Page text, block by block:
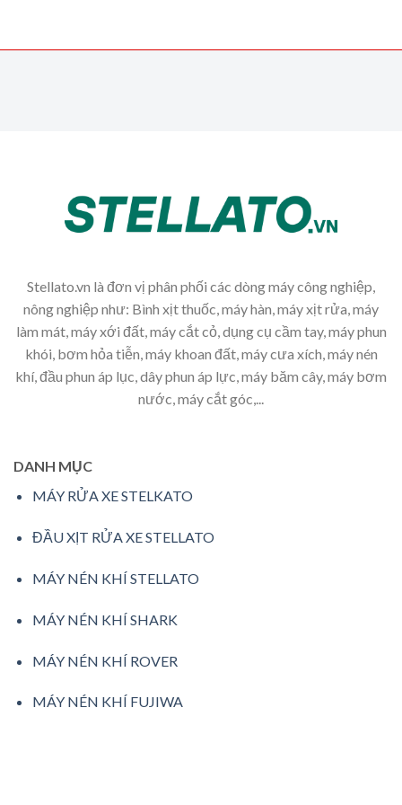
Stellato.vn là đơn vị phân phối các dòng máy công nghiệp,
nông nghiệp như: Bình xịt thuốc, máy hàn, máy xịt rửa, máy
làm mát, máy xới đất, máy cắt cỏ, dụng cụ cầm tay, máy phun
khói, bơm hỏa tiễn, máy khoan đất, máy cưa xích, máy nén
khí, đầu phun áp lục, dây phun áp lực, máy băm cây, máy bơm
nước, máy cắt góc,...
DANH MỤC
MÁY RỬA XE STELKATO
ĐẦU XỊT RỬA XE STELLATO
MÁY NÉN KHÍ STELLATO
MÁY NÉN KHÍ SHARK
MÁY NÉN KHÍ ROVER
MÁY NÉN KHÍ FUJIWA